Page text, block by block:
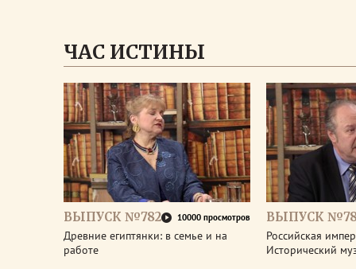
ЧАС ИСТИНЫ
ВЫПУСК №782 10000 просмотров
Древние египтянки: в семье и на
работе
ВЫПУСК
Российская
Исторический